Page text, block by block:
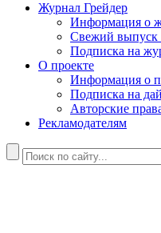
Журнал Грейдер
Информация о
Свежий выпуск
Подписка на
О проекте
Информация о
Подписка на
Авторские
Рекламодателям